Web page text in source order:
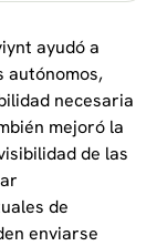
ayudó a
autónomos,
necesaria
mejoró la
de las
de
enviarse